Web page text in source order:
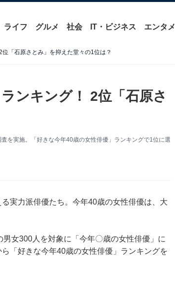
ライフ グルメ 社会 IT・ビジネス エンタメ
「石原さとみ」を抑えた堂々の1位は？
ンキング！ 2位「石原さ
を実施。「好きな今年40歳の女性俳優」ランキングで1位に選
実力派俳優たち。今年40歳の女性俳優は、大
女300人を対象に「今年〇歳の女性俳優」に
「好きな今年40歳の女性俳優」ランキングを